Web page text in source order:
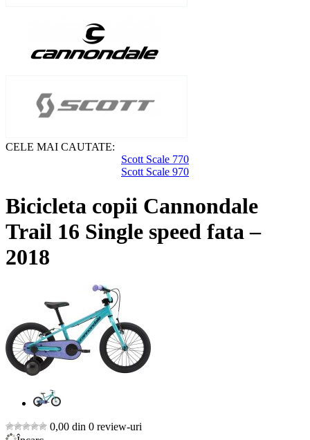
CELE MAI CAUTATE:
Scott Scale 770
Scott Scale 970
Bicicleta copii Cannondale
Trail 16 Single speed fata –
2018
0,00 din 0 review-uri